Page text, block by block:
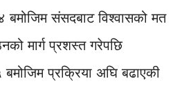
बमोजिम संसदबाट विश्वासको मत
मार्ग प्रशस्त गरेपछि
बमोजिम प्रक्रिया अघि बढाएकी